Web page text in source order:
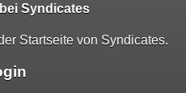
Syndicates
Startseite von Syndicates.